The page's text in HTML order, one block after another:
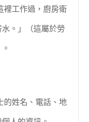
裡工作過，廚房衛
。」（這屬於勞
的姓名、電話、地